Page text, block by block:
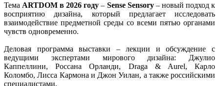
Тема ARTDOM в 2026 году – Sense Sensory– новый подход к
восприятию дизайна, который предлагает исследовать
взаимодействие предметной среды со всеми пятью органами
чувств одновременно.
Деловая программа выставки – лекции и обсуждение c
ведущими экспертами мирового дизайна: Джулио
Каппеллини, Россана Орланди, Draga & Aurel, Карло
Коломбо, Лисса Кармона и Джон Уилан, а также российскими
специалистами.